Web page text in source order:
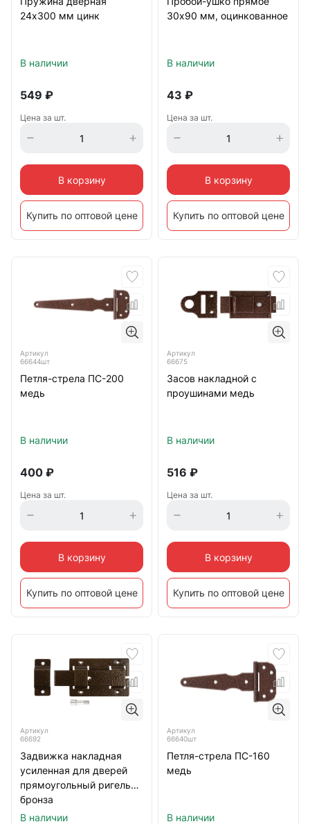
24х300 мм цинк
В наличии
549 ₽
Цена за шт.
В корзину
Купить по оптовой цене
30х90 мм, оцинкованное
В наличии
43 ₽
Цена за шт.
В корзину
Купить по оптовой цене
Артикул
66644шт
Петля-стрела ПС-200
медь
В наличии
400 ₽
Цена за шт.
В корзину
Купить по оптовой цене
Артикул
66675
Засов накладной с
проушинами медь
В наличии
516 ₽
Цена за шт.
В корзину
Купить по оптовой цене
Артикул
66692
Задвижка накладная
усиленная для дверей
прямоугольный ригель
бронза
В наличии
Артикул
66640шт
Петля-стрела ПС-160
медь
В наличии